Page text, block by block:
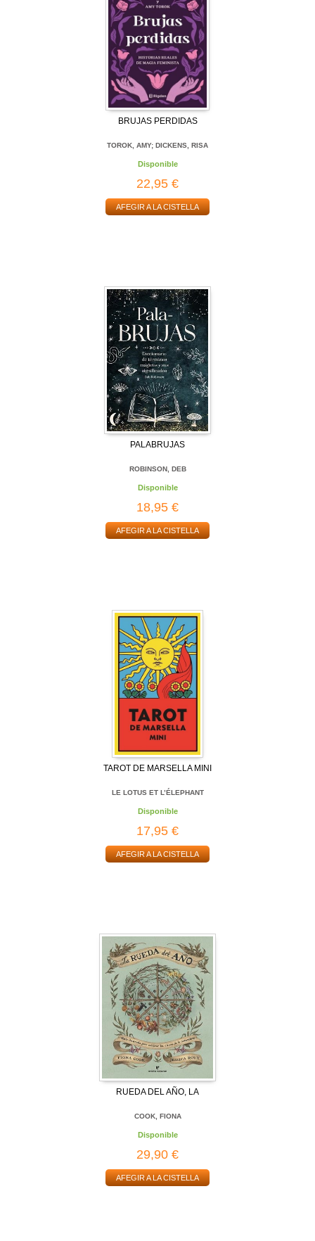
BRUJAS PERDIDAS
TOROK, AMY; DICKENS, RISA
Disponible
22,95 €
AFEGIR A LA CISTELLA
PALABRUJAS
ROBINSON, DEB
Disponible
18,95 €
AFEGIR A LA CISTELLA
TAROT DE MARSELLA MINI
LE LOTUS ET L’ÉLEPHANT
Disponible
17,95 €
AFEGIR A LA CISTELLA
RUEDA DEL AÑO, LA
COOK, FIONA
Disponible
29,90 €
AFEGIR A LA CISTELLA